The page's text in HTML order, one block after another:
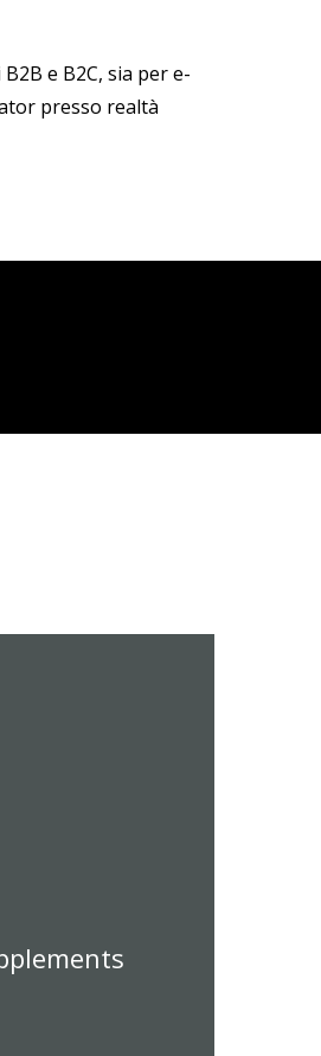
e B2C, sia per e-
presso realtà